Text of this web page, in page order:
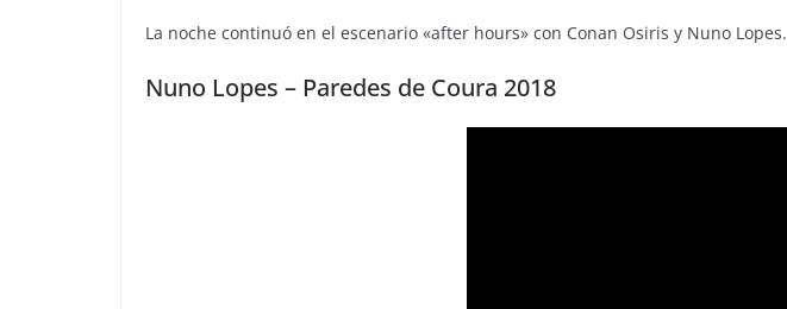
La noche continuó en el escenario «after hours» con Conan Osiris y Nuno Lopes.
Nuno Lopes – Paredes de Coura 2018